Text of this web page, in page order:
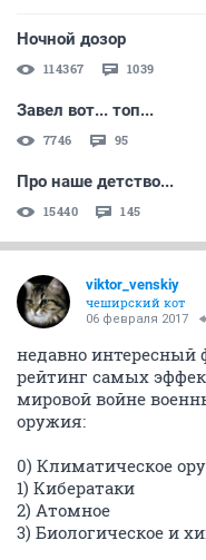
Ночной дозор
114367 1039
Завел вот... топ...
7746 95
Про наше детство...
15440 145
viktor_venskiy
чеширский кот
06 февраля 2017
недавно
рейтинг самых
мировой войне
оружия:
0) Климатическое
1) Кибератаки
2) Атомное
3) Биологическое и